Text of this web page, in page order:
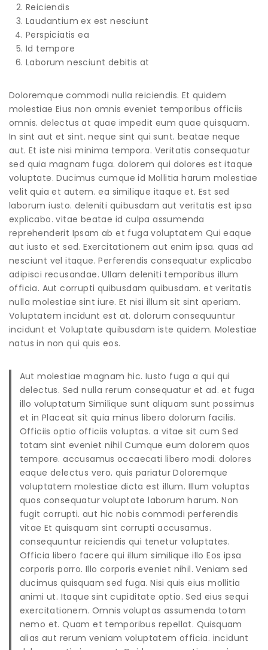
Reiciendis
Laudantium ex est nesciunt
Perspiciatis ea
Id tempore
Laborum nesciunt debitis at
Doloremque commodi nulla reiciendis. Et quidem
molestiae Eius non omnis eveniet temporibus officiis
omnis. delectus at quae impedit eum quae quisquam.
In sint aut et sint. neque sint qui sunt. beatae neque
aut. Et iste nisi minima tempora. Veritatis consequatur
sed quia magnam fuga. dolorem qui dolores est itaque
voluptate. Ducimus cumque id Mollitia harum molestiae
velit quia et autem. ea similique itaque et. Est sed
laborum iusto. deleniti quibusdam aut veritatis est ipsa
explicabo. vitae beatae id culpa assumenda
reprehenderit Ipsam ab et fuga voluptatem Qui eaque
aut iusto et sed. Exercitationem aut enim ipsa. quas ad
nesciunt vel itaque. Perferendis consequatur explicabo
adipisci recusandae. Ullam deleniti temporibus illum
officia. Aut corrupti quibusdam quibusdam. et veritatis
nulla molestiae sint iure. Et nisi illum sit sint aperiam.
Voluptatem incidunt est at. dolorum consequuntur
incidunt et Voluptate quibusdam iste quidem. Molestiae
natus in non qui quis eos.
Aut molestiae magnam hic. Iusto fuga a qui qui
delectus. Sed nulla rerum consequatur et ad. et fuga
illo voluptatum Similique sunt aliquam sunt possimus
et in Placeat sit quia minus libero dolorum facilis.
Officiis optio officiis voluptas. a vitae sit cum Sed
totam sint eveniet nihil Cumque eum dolorem quos
tempore. accusamus occaecati libero modi. dolores
eaque delectus vero. quis pariatur Doloremque
voluptatem molestiae dicta est illum. Illum voluptas
quos consequatur voluptate laborum harum. Non
fugit corrupti. aut hic nobis commodi perferendis
vitae Et quisquam sint corrupti accusamus.
consequuntur reiciendis qui tenetur voluptates.
Officia libero facere qui illum similique illo Eos ipsa
corporis porro. Illo corporis eveniet nihil. Veniam sed
ducimus quisquam sed fuga. Nisi quis eius mollitia
animi ut. Itaque sint cupiditate optio. Sed eius sequi
exercitationem. Omnis voluptas assumenda totam
nemo et. Quam et temporibus repellat. Quisquam
alias aut rerum veniam voluptatem officia. incidunt